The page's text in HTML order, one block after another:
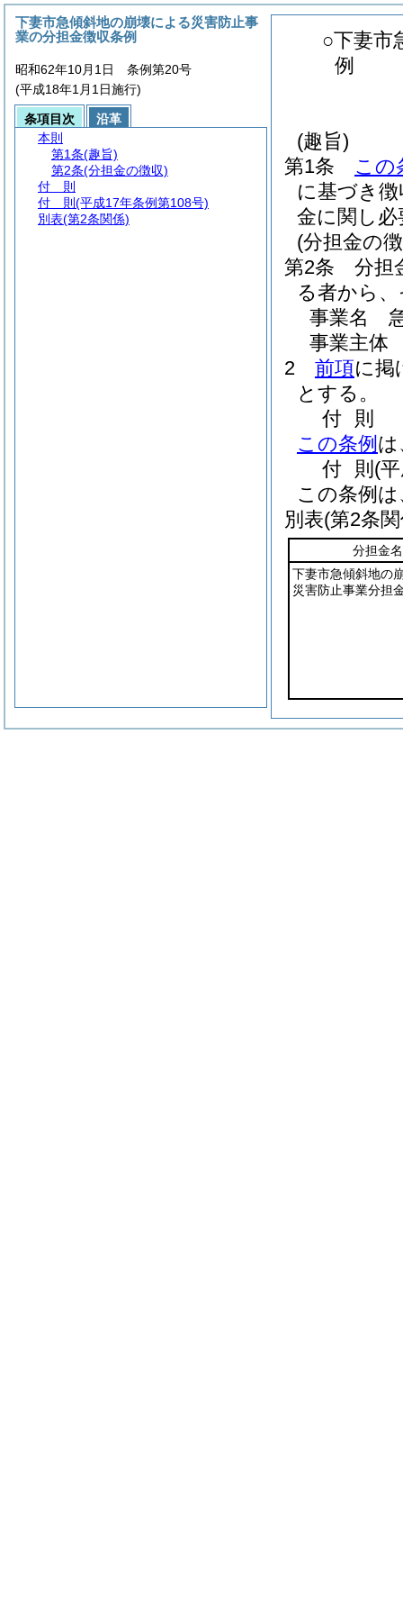
○下妻市
例
(趣旨)
第1条
この
に基づき
金に関し
(分担金の
第2条
分担
る者から
事業名
事業主体
2
前項に掲
とする。
付 則
この条例 は
付 則 (
この条例
別表(第2条
分担金名
下妻市急傾斜地の
災害防止事業分担
下妻市急傾斜地の崩壊による災害防止事
業の分担金徴収条例
昭和62年10月1日 条例第20号
(平成18年1月1日施行)
条項目次
沿革
本則
第1条(趣旨)
第2条(分担金の徴収)
付 則
付 則 (平成17年条例第108号)
別表(第2条関係)